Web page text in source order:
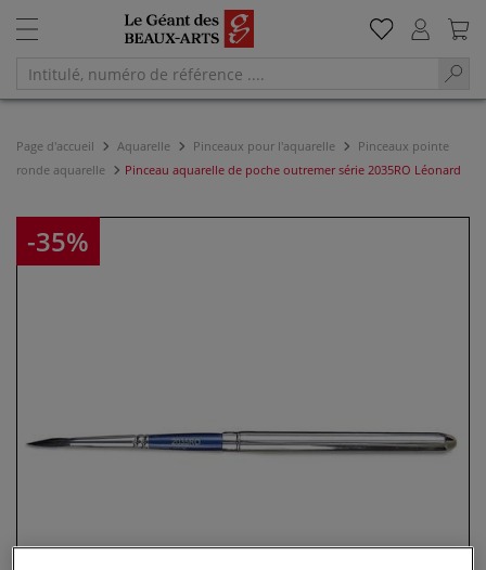
Page d'accueil Aquarelle Pinceaux pour l'aquarelle
Pinceaux pointe
ronde aquarelle
Pinceau aquarelle de poche outremer série 2035RO Léonard
-35%